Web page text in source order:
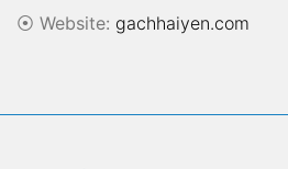
⦿ Website: gachhaiyen.com